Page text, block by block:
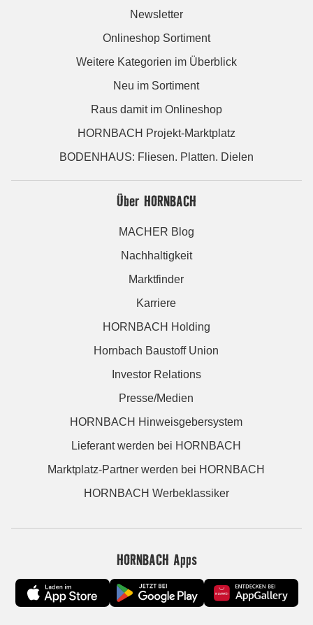
Newsletter
Onlineshop Sortiment
Weitere Kategorien im Überblick
Neu im Sortiment
Raus damit im Onlineshop
HORNBACH Projekt-Marktplatz
BODENHAUS: Fliesen. Platten. Dielen
Über HORNBACH
MACHER Blog
Nachhaltigkeit
Marktfinder
Karriere
HORNBACH Holding
Hornbach Baustoff Union
Investor Relations
Presse/Medien
HORNBACH Hinweisgebersystem
Lieferant werden bei HORNBACH
Marktplatz-Partner werden bei HORNBACH
HORNBACH Werbeklassiker
HORNBACH Apps